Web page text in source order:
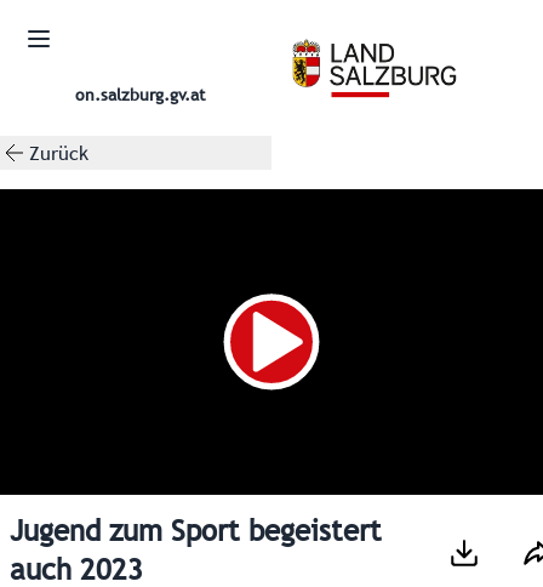
on.salzburg.gv.at
Zurück
Jugend zum Sport begeistert
auch 2023